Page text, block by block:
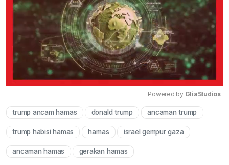
Mute
Powered by GliaStudios
trump ancam hamas donald trump ancaman trump
trump habisi hamas hamas israel gempur gaza
ancaman hamas gerakan hamas